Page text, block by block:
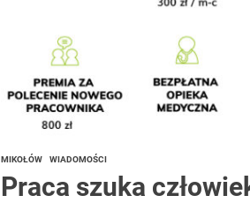
MIKOŁÓW WIADOMOŚCI
Praca szuka